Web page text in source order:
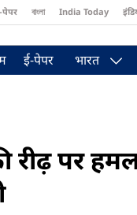
पेपर বাংলা India Today
ई-पेपर भारत
रीढ़ पर